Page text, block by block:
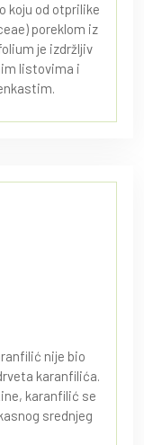
koju od otprilike
poreklom iz
je izdržljiv
listovima i
nije bio
karanfilića.
karanfilić se
srednjeg